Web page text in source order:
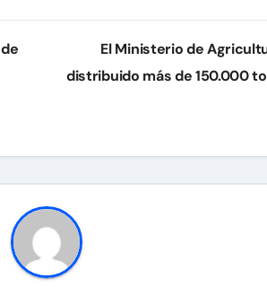
El Ministerio de
distribuido más de 150.000